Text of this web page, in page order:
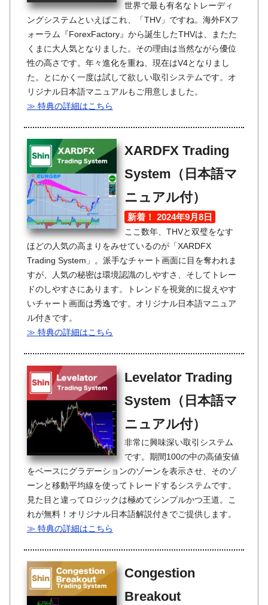
世界で最も有名なトレーディ
ングシステムといえばこれ、「THV」ですね。海外FXフ
ォーラム『ForexFactory』から誕生したTHVは、またた
くまに大人気となりました。その理由は当然ながら優位
性の高さです。年々進化を重ね、現在はV4となりまし
た。とにかく一度は試して欲しい取引システムです。オ
リジナル日本語マニュアルもご用意しました。
≫ 特典の詳細はこちら
XARDFX Trading
System（日本語マ
ニュアル付）
新着！ 2024年9月8日
ここ数年、THVと双璧をなす
ほどの人気の高まりをみせているのが「XARDFX
Trading System」。派手なチャート画面に目を奪われま
すが、人気の秘密は環境認識のしやすさ、そしてトレー
ドのしやすさにあります。トレンドを視覚的に捉えやす
いチャート画面は秀逸です。オリジナル日本語マニュア
ル付きです。
≫ 特典の詳細はこちら
Levelator Trading
System（日本語マ
ニュアル付）
非常に興味深い取引システム
です。期間100の中の高値安値
をベースにグラデーションのゾーンを表示させ、そのゾ
ーンと移動平均線を使ってトレードするシステムです。
見た目と違ってロジックは極めてシンプルかつ王道。こ
れが無料！オリジナル日本語解説付きでご提供します。
≫ 特典の詳細はこちら
Congestion
Breakout